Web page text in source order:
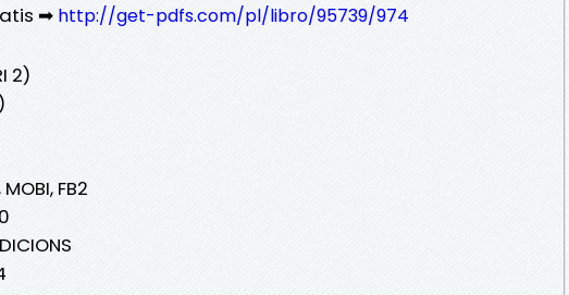
➡ http://get-pdfs.com/pl/libro/95739/974
2)
FB2